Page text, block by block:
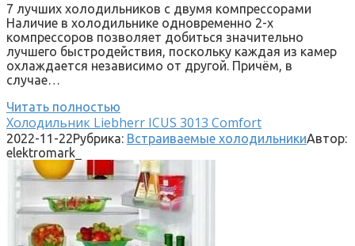
7 лучших холодильников с двумя компрессорами
Наличие в холодильнике одновременно 2-х
компрессоров позволяет добиться значительно
лучшего быстродействия, поскольку каждая из камер
охлаждается независимо от другой. Причём, в
случае…
Читать полностью
Холодильник Liebherr ICUS 3013 Comfort
2022-11-22Рубрика: Встраиваемые холодильникиАвтор:
elektromark_